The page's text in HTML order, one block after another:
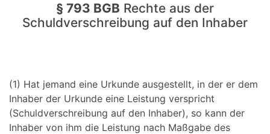
§ 793 BGB Rechte aus der
Schuldverschreibung auf den Inhaber
(1) Hat jemand eine Urkunde ausgestellt, in der er dem
Inhaber der Urkunde eine Leistung verspricht
(Schuldverschreibung auf den Inhaber), so kann der
Inhaber von ihm die Leistung nach Maßgabe des